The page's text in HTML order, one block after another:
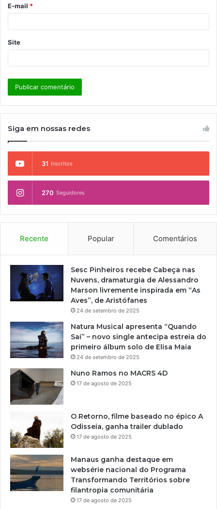
*
E-mail *
Site
Siga em nossas redes
31 Inscritos
270 Seguidores
Recente Popular Comentários
Sesc Pinheiros recebe Cabeça nas
Nuvens, dramaturgia de Alessandro
Marson livremente inspirada em “As
Aves”, de Aristófanes
24 de setembro de 2025
Natura Musical apresenta “Quando
Sai” – novo single antecipa estreia do
primeiro álbum solo de Elisa Maia
24 de setembro de 2025
Nuno Ramos no MACRS 4D
17 de agosto de 2025
O Retorno, filme baseado no épico A
Odisseia, ganha trailer dublado
17 de agosto de 2025
Manaus ganha destaque em
websérie nacional do Programa
Transformando Territórios sobre
filantropia comunitária
17 de agosto de 2025